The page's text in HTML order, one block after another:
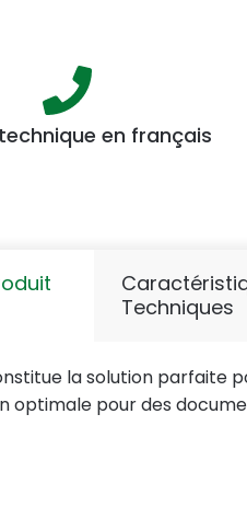
en français
Techniques
la solution
pour des